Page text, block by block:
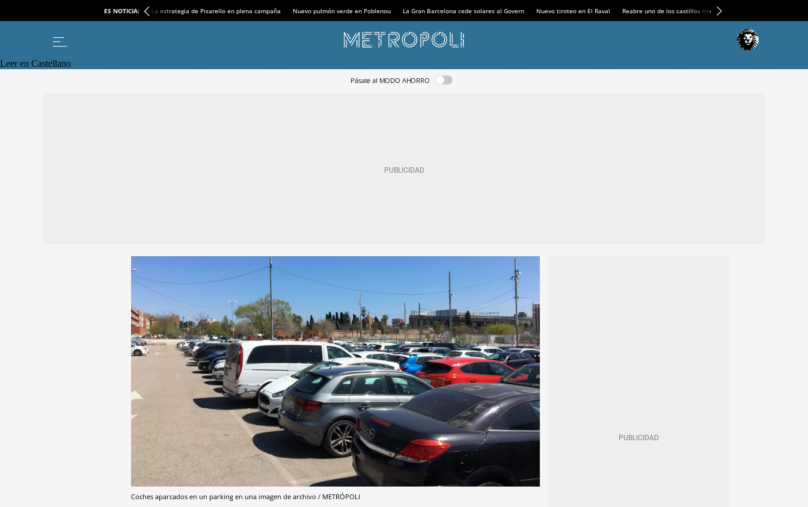
ES NOTICIA: La estrategia de Pisarello en plena campaña Nuevo pulmón verde en Poblenou La Gran Barcelona cede solares al Govern Nuevo tiroteo en El Raval Reabre uno de los castillos medievales más espectaculares
Leer en Castellano
Pásate al MODO AHORRO
Coches aparcados en un parking en una imagen de archivo / METRÓPOLI